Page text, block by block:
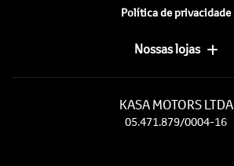
Política de privacidade
Nossas lojas
KASA MOTORS LTDA
05.471.879/0004-16